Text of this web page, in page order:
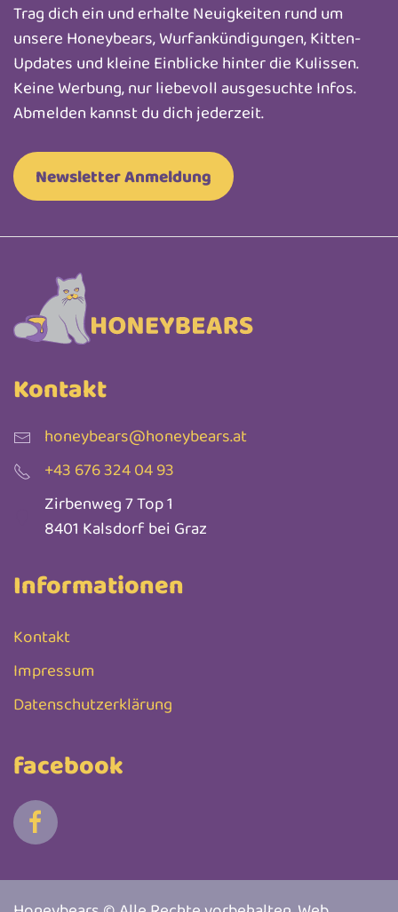
Trag dich ein und erhalte Neuigkeiten rund um
unsere Honeybears, Wurfankündigungen, Kitten-
Updates und kleine Einblicke hinter die Kulissen.
Keine Werbung, nur liebevoll ausgesuchte Infos.
Abmelden kannst du dich jederzeit.
Newsletter Anmeldung
Kontakt
honeybears@honeybears.at
+43 676 324 04 93
Zirbenweg 7 Top 1
8401 Kalsdorf bei Graz
Informationen
Kontakt
Impressum
Datenschutzerklärung
facebook